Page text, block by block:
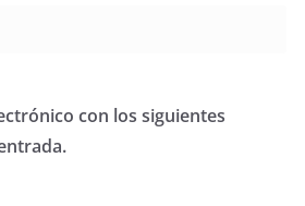
con los siguientes